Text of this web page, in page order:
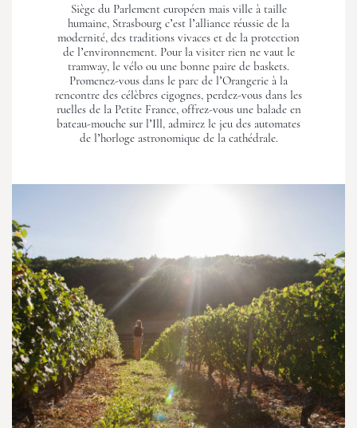
Siège du Parlement européen mais ville à taille
humaine, Strasbourg c’est l’alliance réussie de la
modernité, des traditions vivaces et de la protection
de l’environnement. Pour la visiter rien ne vaut le
tramway, le vélo ou une bonne paire de baskets.
Promenez-vous dans le parc de l’Orangerie à la
rencontre des célèbres cigognes, perdez-vous dans les
ruelles de la Petite France, offrez-vous une balade en
bateau-mouche sur l’Ill, admirez le jeu des automates
de l’horloge astronomique de la cathédrale.